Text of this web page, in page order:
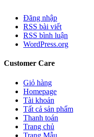
Đăng nhập
RSS bài viết
RSS bình luận
WordPress.org
Customer Care
Giỏ hàng
Homepage
Tài khoản
Tất cả sản phẩm
Thanh toán
Trang chủ
Trang Mẫu